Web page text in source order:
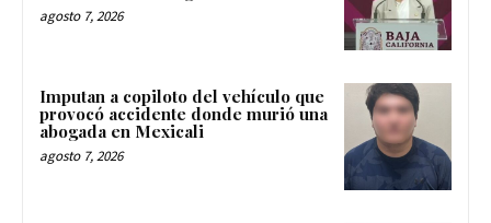
agosto 7, 2026
Imputan a copiloto del vehículo que
provocó accidente donde murió una
abogada en Mexicali
agosto 7, 2026